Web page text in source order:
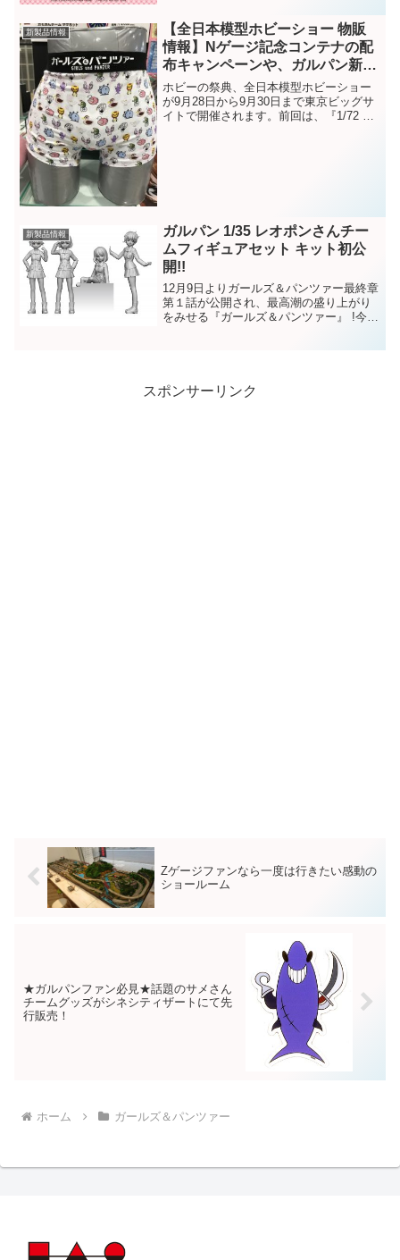
新製品情報
【全日本模型ホビーショー 物販
情報】Nゲージ記念コンテナの配
布キャンペーンや、ガルパン新作
グッズの先行販売を行います！
ホビーの祭典、全日本模型ホビーショー
が9月28日から9月30日まで東京ビッグサ
イトで開催されます。前回は、『1/72 航
新製品情報
ガルパン 1/35 レオポンさんチー
ムフィギュアセット キット初公
開!!
12月9日よりガールズ＆パンツァー最終章
第１話が公開され、最高潮の盛り上がり
をみせる『ガールズ＆パンツァー』 !今日
スポンサーリンク
Zゲージファンなら一度は行きたい感動の
ショールーム
★ガルパンファン必見★話題のサメさん
チームグッズがシネシティザートにて先
行販売！
ホーム ガールズ＆パンツァー